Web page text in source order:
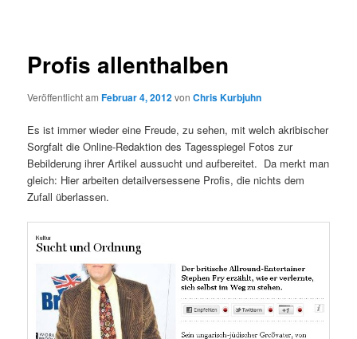
Profis allenthalben
Veröffentlicht amFebruar 4, 2012vonChris Kurbjuhn
Es ist immer wieder eine Freude, zu sehen, mit welch akribischer
Sorgfalt die Online-Redaktion des Tagesspiegel Fotos zur
Bebilderung ihrer Artikel aussucht und aufbereitet. Da merkt man
gleich: Hier arbeiten detailversessene Profis, die nichts dem
Zufall überlassen.